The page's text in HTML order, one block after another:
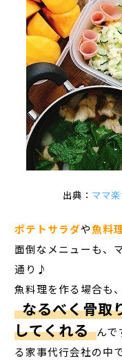
出典： ママ
ポテトサラダや魚料
面倒なメニューも、
通り♪
魚料理を作る場合も
なるべく骨取
してくれる んで
る家事代行会社の中